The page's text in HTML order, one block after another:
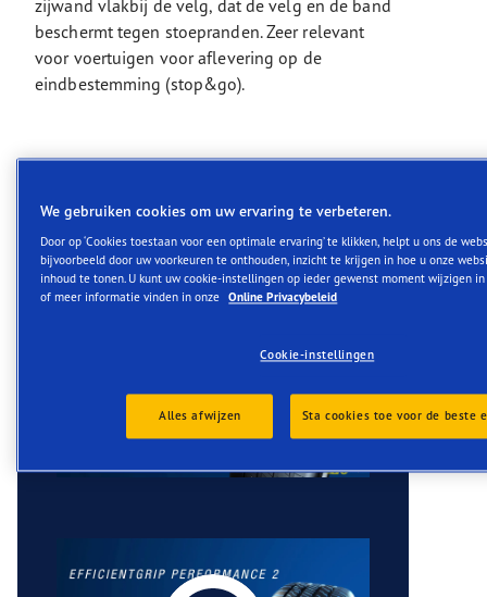
zijwand vlakbij de velg, dat de velg en de band
beschermt tegen stoepranden. Zeer relevant
voor voertuigen voor aflevering op de
eindbestemming (stop&go).
Video's
We gebruiken cookies om uw ervaring te verbeteren.
Door op ‘Cookies toestaan voor een optimale ervaring’ te klikken, helpt u ons de
bijvoorbeeld door uw voorkeuren te onthouden, inzicht te krijgen in hoe u onze
inhoud te tonen. U kunt uw cookie-instellingen op ieder gewenst moment wijzigen in
of meer informatie vinden in onze Online Privacybeleid
Cookie-instellingen
Alles afwijzen Sta cookies toe voor de beste